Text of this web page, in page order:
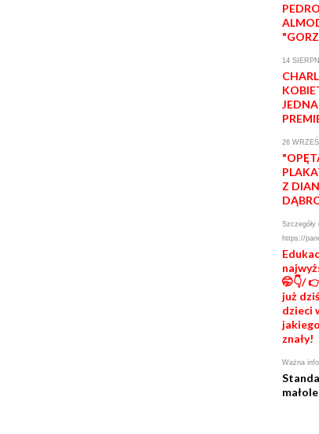
PEDRO
14
26
Z
Szczegóły
https://
🤭👇/
już
dzieci
znały!
Ważna